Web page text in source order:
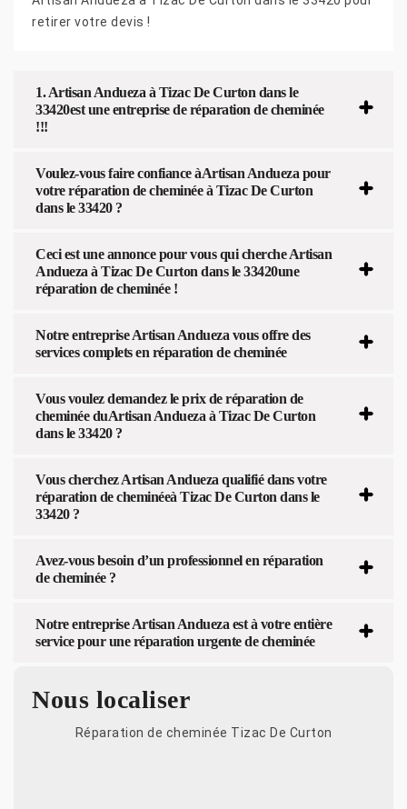
retirer votre devis !
1. Artisan Andueza à Tizac De Curton dans le
33420est une entreprise de réparation de cheminée
!!!
Voulez-vous faire confiance àArtisan Andueza pour
votre réparation de cheminée à Tizac De Curton
dans le 33420 ?
Ceci est une annonce pour vous qui cherche Artisan
Andueza à Tizac De Curton dans le 33420une
réparation de cheminée !
Notre entreprise Artisan Andueza vous offre des
services complets en réparation de cheminée
Vous voulez demandez le prix de réparation de
cheminée duArtisan Andueza à Tizac De Curton
dans le 33420 ?
Vous cherchez Artisan Andueza qualifié dans votre
réparation de cheminéeà Tizac De Curton dans le
33420 ?
Avez-vous besoin d’un professionnel en réparation
de cheminée ?
Notre entreprise Artisan Andueza est à votre entière
service pour une réparation urgente de cheminée
Nous localiser
Réparation de cheminée Tizac De Curton